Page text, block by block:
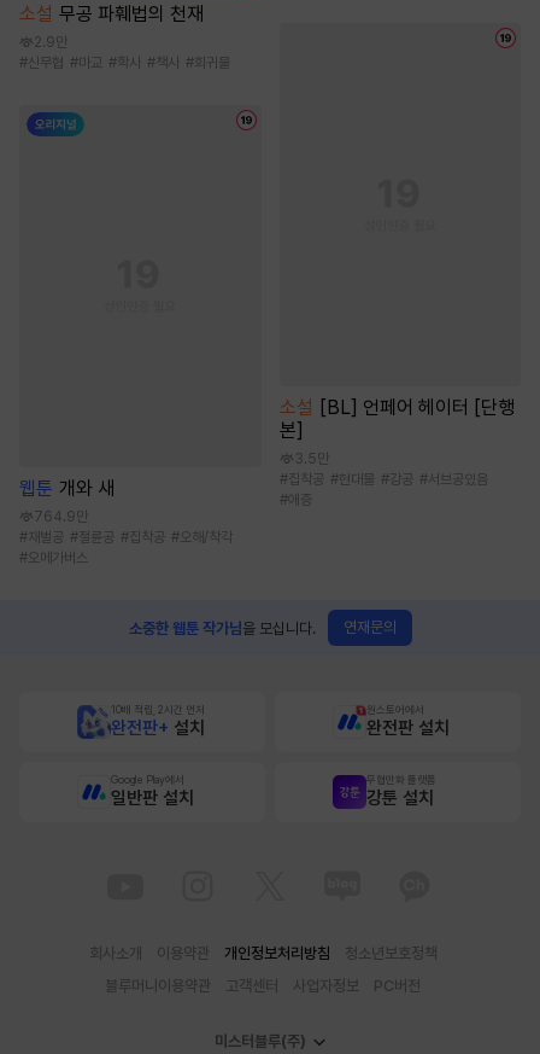
소설 무공 파훼법의 천재
2.9만
#신무협 #마교 #학사 # 책사 #회귀물
웹툰 개와 새
764.9만
# 재벌공 #절륜공 #집착공 #오해/착각
#오메가버스
소설
[BL] 언페어 헤이터 [단행
본]
3.5만
#집착공 #현대물 #강공 #서브공있음
#애증
소중한 웹툰 작가님을 모십니다. 연재문의
10배 적립, 2시간 먼저
완전판+ 설치
원스토어에서
완전판 설치
Google Play에서
일반판 설치
무협만화 플랫폼
강툰 설치
회사소개 이용약관 개인정보처리방침
청소년보호정책
블루머니이용약관
고객센터 사업자정보 PC버전
미스터블루(주)